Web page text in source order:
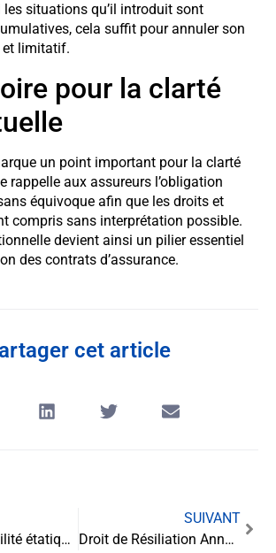
situations qu’il introduit sont
cela suffit pour annuler son
et limitatif.
pour la clarté
un point important pour la clarté
rappelle aux assureurs l’obligation
équivoque afin que les droits et
compris sans interprétation possible.
devient ainsi un pilier essentiel
des contrats d’assurance.
cet article
La responsabilité étatique face aux attroupements : une question d’intentionnalité
SUIVANT
Droit de Résiliation Annuelle de l’Assurance Emprunteur : Ce que vous devez savoir